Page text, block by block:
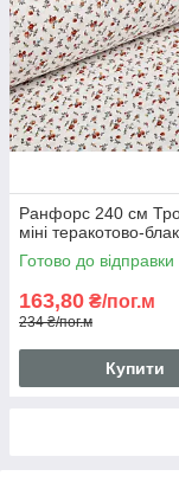
Ранфорс 240 см
міні теракотово-
Готово до відправки
163,80 ₴/пог.м
234 ₴/пог.м
Купити